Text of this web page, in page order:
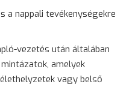
a nappali tevékenységekre
vezetés után általában
amelyek
vagy belső